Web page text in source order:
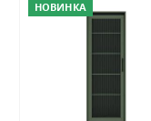
НОВИНКА